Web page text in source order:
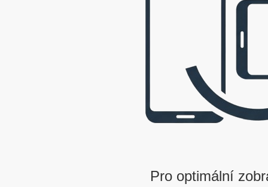
webová prezentace © 2009 - 2026 George,
Pro optimální